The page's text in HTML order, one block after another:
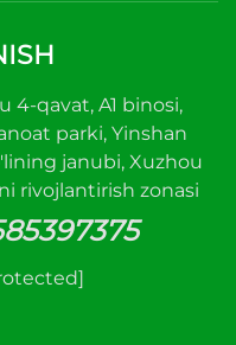
4-qavat, A1 binosi,
parki, Yinshan
janubi, Xuzhou
rivojlantirish zonasi